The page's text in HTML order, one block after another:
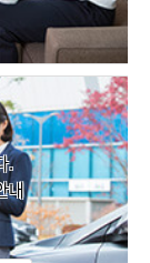
.
내